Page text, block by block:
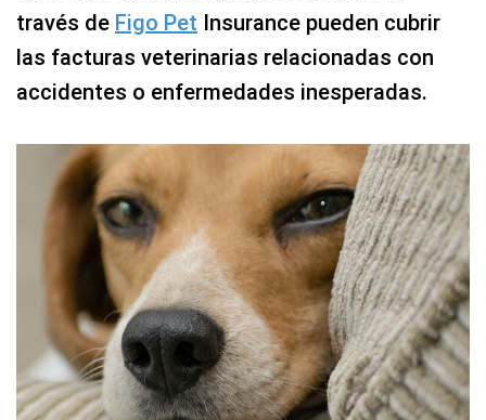
través de Figo Pet Insurance pueden cubrir
las facturas veterinarias relacionadas con
accidentes o enfermedades inesperadas.